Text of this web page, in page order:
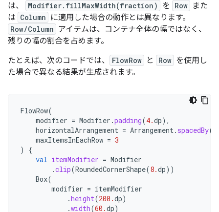
は、
Modifier.fillMaxWidth(fraction) を Row
また
は Column に適用した場合の動作とは異なります。
Row/Column アイテムは、コンテナ全体の幅ではなく、
残りの幅の割合を占めます。
たとえば、次のコードでは、
FlowRow と Row を使用し
た場合で異なる結果が生成されます。
FlowRow(
modifier = Modifier .padding(4.dp),
horizontalArrangement = Arrangement. spacedBy(
maxItemsInEachRow = 3
)
{
val itemModifier = Modifier
.clip(RoundedCornerShape(8.dp))
Box(
modifier = itemModifier
.height(200.dp)
.width(60.dp)